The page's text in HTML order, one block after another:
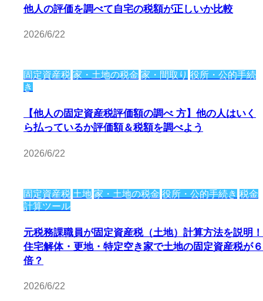
他人の評価を調べて自宅の税額が正しいか比較
2026/6/22
固定資産税 家・土地の税金 家・間取り 役所・公的手続
き
【他人の固定資産税評価額の調べ 方】他の人はいく
ら払っているか評価額＆税額を調べよう
2026/6/22
固定資産税 土地 家・土地の税金 役所・公的手続き 税金
計算ツール
元税務課職員が固定資産税（土地）計算方法を説明！
住宅解体・更地・特定空き家で土地の固定資産税が６
倍？
2026/6/22